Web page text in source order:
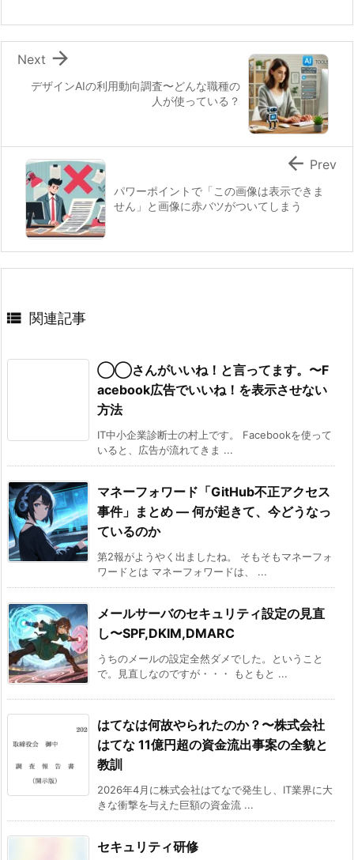
デザインAIの利用動向調査〜どんな職種の
人が使っている？

Next
パワーポイントで「この画像は表示できま
せん」と画像に赤バツがついてしまう
 Prev
 関連記事
◯◯さんがいいね！と言ってます。〜F
acebook広告でいいね！を表示させない
方法
IT中小企業診断士の村上です。 Facebookを使って
いると、広告が流れてきま ...
マネーフォワード「GitHub不正アクセス
事件」まとめ ― 何が起きて、今どうなっ
ているのか
第2報がようやく出ましたね。 そもそもマネーフォ
ワードとは マネーフォワードは、 ...
メールサーバのセキュリティ設定の見直
し〜SPF,DKIM,DMARC
うちのメールの設定全然ダメでした。ということ
で。見直しなのですが・・・ もともと ...
はてなは何故やられたのか？〜株式会社
はてな 11億円超の資金流出事案の全貌と
教訓
2026年4月に株式会社はてなで発生し、IT業界に大
きな衝撃を与えた巨額の資金流 ...
セキュリティ研修